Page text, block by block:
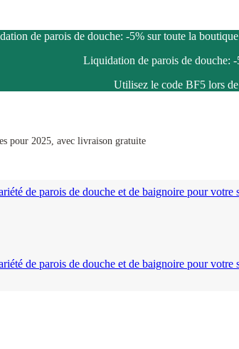
de parois de douche: -5% sur toute la
Liquidation de parois de douche:
Utilisez le code BF5 lors
pour 2025, avec livraison gratuite